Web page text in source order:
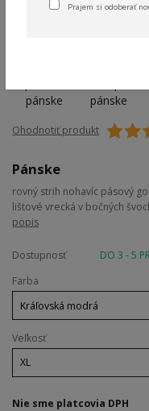
Ohodnotiť produkt
Pánske
rovný strih nohavíc pásový
lištové vrecká v bočných
popis
Dostupnosť
DO 3 - 5
Farba
Veľkosť
Nie sme platcovia DPH
Prajem si odoberať